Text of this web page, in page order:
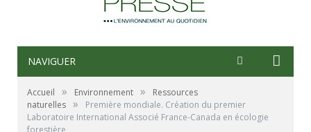
NAVIGUER
Accueil » Environnement »
Ressources
naturelles »
Première mondiale. Création du premier
Laboratoire International Associé France-Canada en écologie
forestière